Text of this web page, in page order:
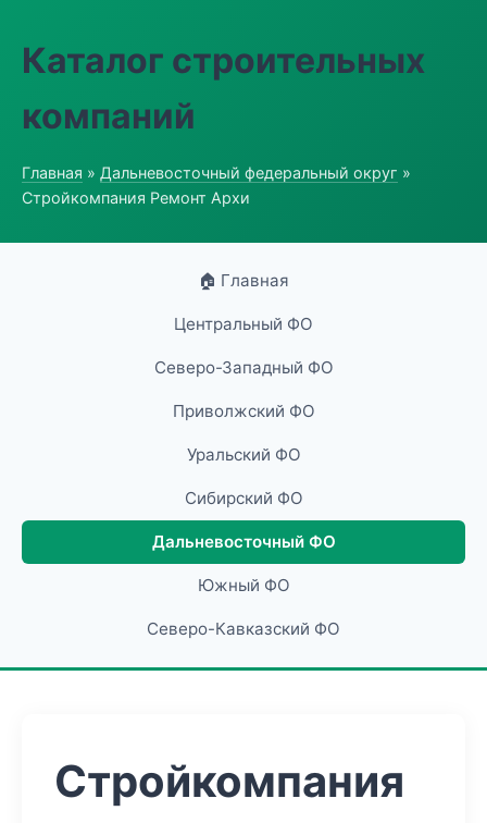
Каталог строительных
компаний
Главная » Дальневосточный федеральный округ »
Стройкомпания Ремонт Архи
🏠 Главная
Центральный ФО
Северо-Западный ФО
Приволжский ФО
Уральский ФО
Сибирский ФО
Дальневосточный ФО
Южный ФО
Северо-Кавказский ФО
Стройкомпания